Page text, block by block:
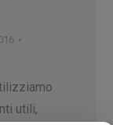
utili,